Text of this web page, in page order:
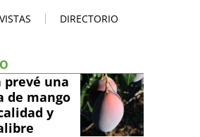
DIRECTORIO
prevé una
de mango
y